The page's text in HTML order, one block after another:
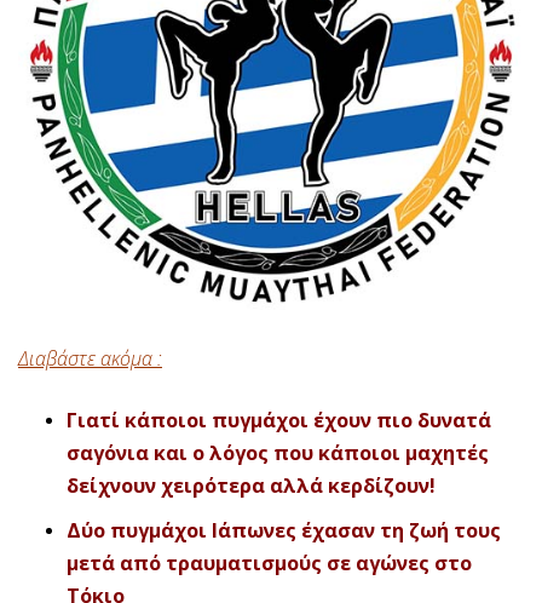
Διαβάστε ακόμα :
Γιατί κάποιοι πυγμάχοι έχουν πιο δυνατά
σαγόνια και ο λόγος που κάποιοι μαχητές
δείχνουν χειρότερα αλλά κερδίζουν!
Δύο πυγμάχοι Ιάπωνες έχασαν τη ζωή τους
μετά από τραυματισμούς σε αγώνες στο
Τόκιο